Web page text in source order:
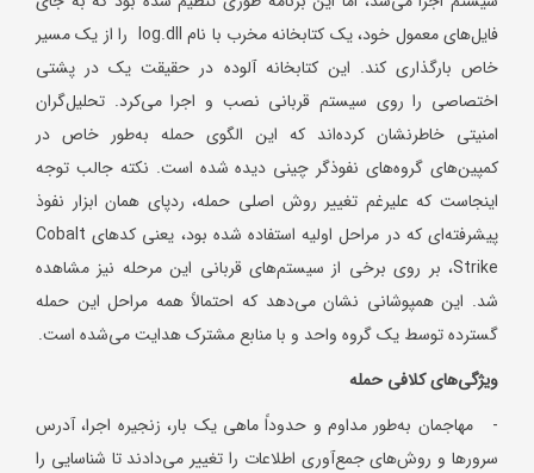
فایل‌های معمول خود، یک کتابخانه مخرب با نام log.dll را از یک مسیر
خاص بارگذاری کند. این کتابخانه آلوده در حقیقت یک در پشتی
اختصاصی را روی سیستم قربانی نصب و اجرا می‌کرد. تحلیل‌گران
امنیتی خاطرنشان کرده‌اند که این الگوی حمله به‌طور خاص در
کمپین‌های گروه‌های نفوذگر چینی دیده شده است. نکته جالب توجه
اینجاست که علیرغم تغییر روش اصلی حمله، ردپای همان ابزار نفوذ
پیشرفته‌ای که در مراحل اولیه استفاده شده بود، یعنی کدهای Cobalt
Strike، بر روی برخی از سیستم‌های قربانی این مرحله نیز مشاهده
شد. این همپوشانی نشان می‌دهد که احتمالاً همه مراحل این حمله
گسترده توسط یک گروه واحد و با منابع مشترک هدایت می‌شده است.
ویژگی‌های کلافی حمله
- مهاجمان به‌طور مداوم و حدوداً ماهی یک بار، زنجیره اجرا، آدرس
سرورها و روش‌های جمع‌آوری اطلاعات را تغییر می‌دادند تا شناسایی را